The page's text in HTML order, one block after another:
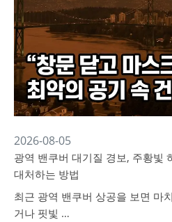
2026-08-05
광역 밴쿠버 대기질 경보, 주황빛
대처하는 방법
최근 광역 밴쿠버 상공을 보면 마
거나 핏빛 …